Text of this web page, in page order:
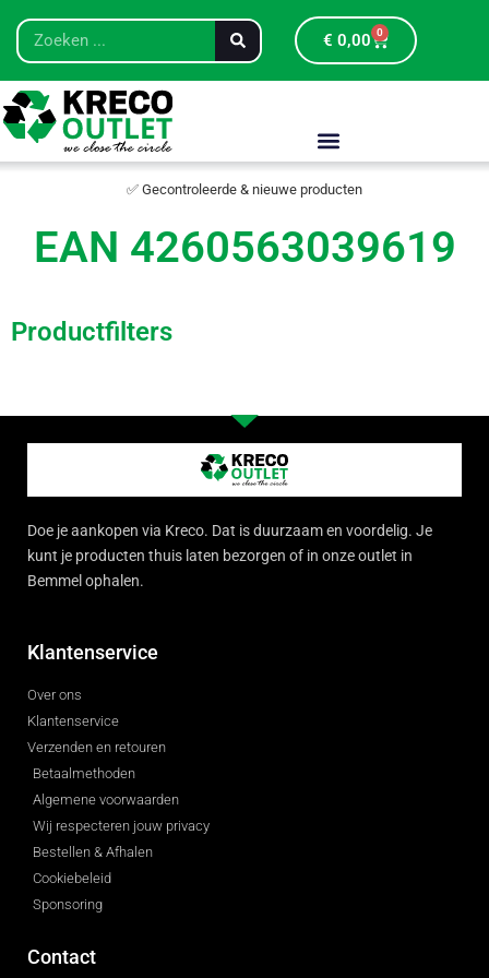
€ 0,00 0
✅ Gecontroleerde & nieuwe producten
EAN 4260563039619
Productfilters
Doe je aankopen via Kreco. Dat is duurzaam en voordelig. Je
kunt je producten thuis laten bezorgen of in onze outlet in
Bemmel ophalen.
Klantenservice
Over ons
Klantenservice
Verzenden en retouren
Betaalmethoden
Algemene voorwaarden
Wij respecteren jouw privacy
Bestellen & Afhalen
Cookiebeleid
Sponsoring
Contact